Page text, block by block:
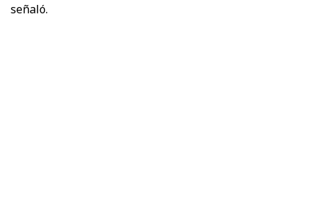
señaló.